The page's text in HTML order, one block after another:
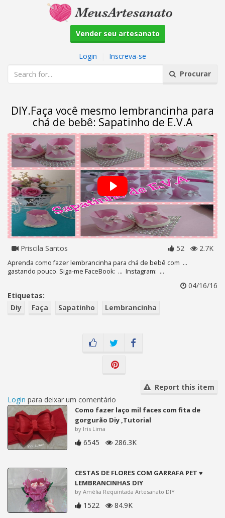
Vender seu artesanato
Login
Inscreva-se
Procurar
DIY.Faça você mesmo lembrancinha para
chá de bebê: Sapatinho de E.V.A
Priscila Santos 52 2.7K
Aprenda como fazer lembrancinha para chá de bebê com ...
gastando pouco. Siga-me FaceBook: ... Instagram: ...
04/16/16
Etiquetas:
Diy
Faça Sapatinho Lembrancinha
Report this item
Login para deixar um comentário
Como fazer laço mil faces com fita de
gorgurão Diy ,Tutorial
by Iris Lima
6545 286.3K
CESTAS DE FLORES COM GARRAFA PET ♥
LEMBRANCINHAS DIY
by Amélia Requintada Artesanato DIY
1522 84.9K